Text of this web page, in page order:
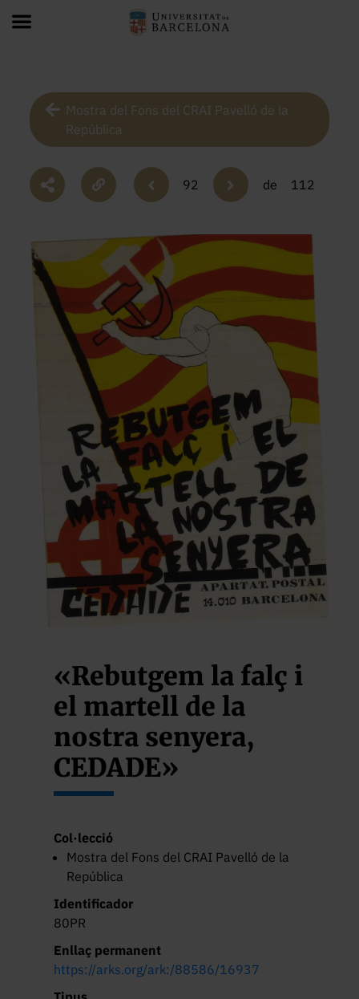
Mostra del Fons del CRAI Pavelló de la
República
92 de 112
«Rebutgem la falç i
el martell de la
nostra senyera,
CEDADE»
Col·lecció
Mostra del Fons del CRAI Pavelló de la
República
Identificador
80PR
Enllaç permanent
https://arks.org/ark:/88586/16937